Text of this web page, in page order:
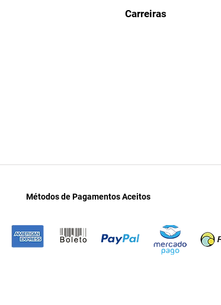
Carreiras
Métodos de Pagamentos Aceitos